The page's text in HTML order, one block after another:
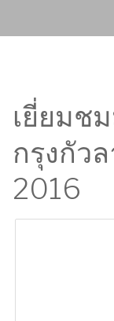
เยี่ยมช
กรุงกัว
2016